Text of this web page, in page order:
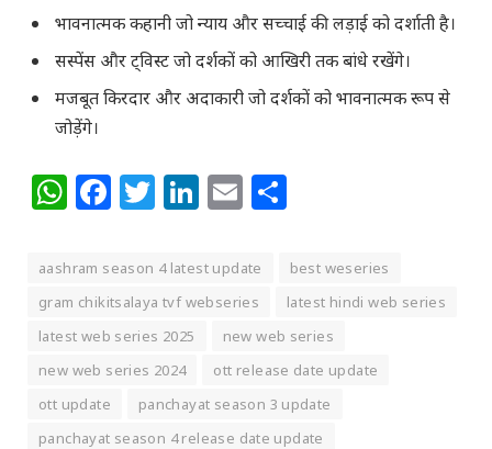
भावनात्मक कहानी जो न्याय और सच्चाई की लड़ाई को दर्शाती है।
सस्पेंस और ट्विस्ट जो दर्शकों को आखिरी तक बांधे रखेंगे।
मजबूत किरदार और अदाकारी जो दर्शकों को भावनात्मक रूप से
जोड़ेंगे।
WhatsApp
Facebook
Twitter
LinkedIn
Email
aashram season 4 latest update
best weseries
gram chikitsalaya tvf webseries
latest hindi web series
latest web series 2025
new web series
new web series 2024
ott release date update
ott update
panchayat season 3 update
panchayat season 4 release date update